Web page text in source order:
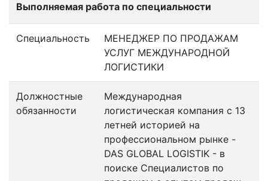
Выполняемая работа по специальности
Специальность
МЕНЕДЖЕР ПО ПРОДАЖАМ
УСЛУГ МЕЖДУНАРОДНОЙ
ЛОГИСТИКИ
Должностные
обязанности
Международная
логистическая компания с 13
летней историей на
профессиональном рынке -
DAS GLOBAL LOGISTIK - в
поиске Специалистов по